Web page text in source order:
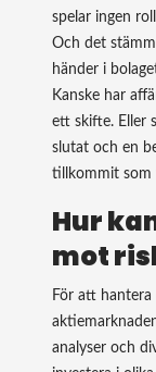
spelar ingen
Och det
händer i
Kanske har
ett skifte. Eller
slutat och en
tillkommit som
Hur
mot
För att
analyser och